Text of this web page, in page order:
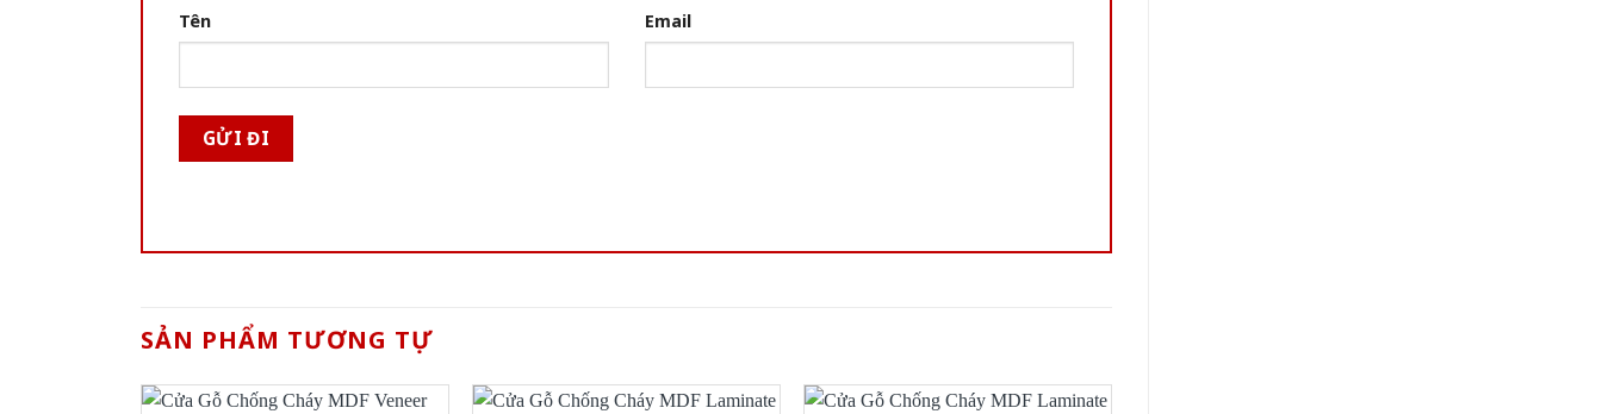
Tên Email
SẢN PHẨM TƯƠNG TỰ